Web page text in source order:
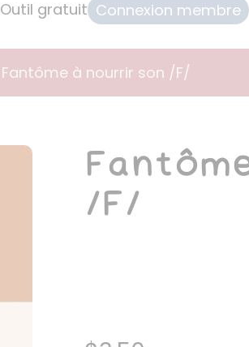
Outil gratuit Connexion membre
Fantôme à nourrir son /F/
/F/